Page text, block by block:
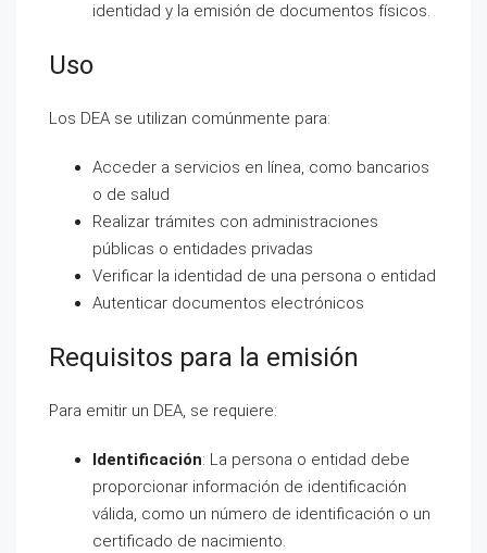
identidad y la emisión de documentos físicos.
Uso
Los DEA se utilizan comúnmente para:
Acceder a servicios en línea, como bancarios
o de salud
Realizar trámites con administraciones
públicas o entidades privadas
Verificar la identidad de una persona o entidad
Autenticar documentos electrónicos
Requisitos para la emisión
Para emitir un DEA, se requiere:
Identificación: La persona o entidad debe
proporcionar información de identificación
válida, como un número de identificación o un
certificado de nacimiento.